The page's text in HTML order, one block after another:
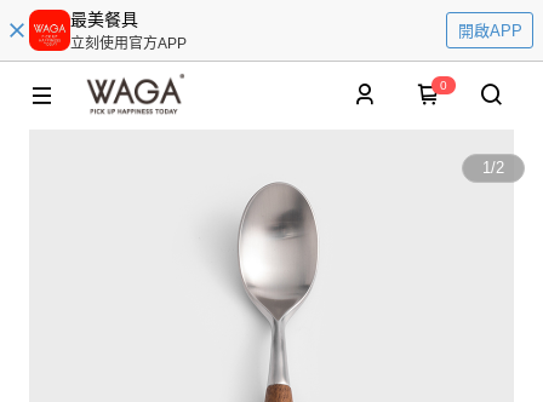
最美餐具
立刻使用官方APP
開啟APP
0
1/2